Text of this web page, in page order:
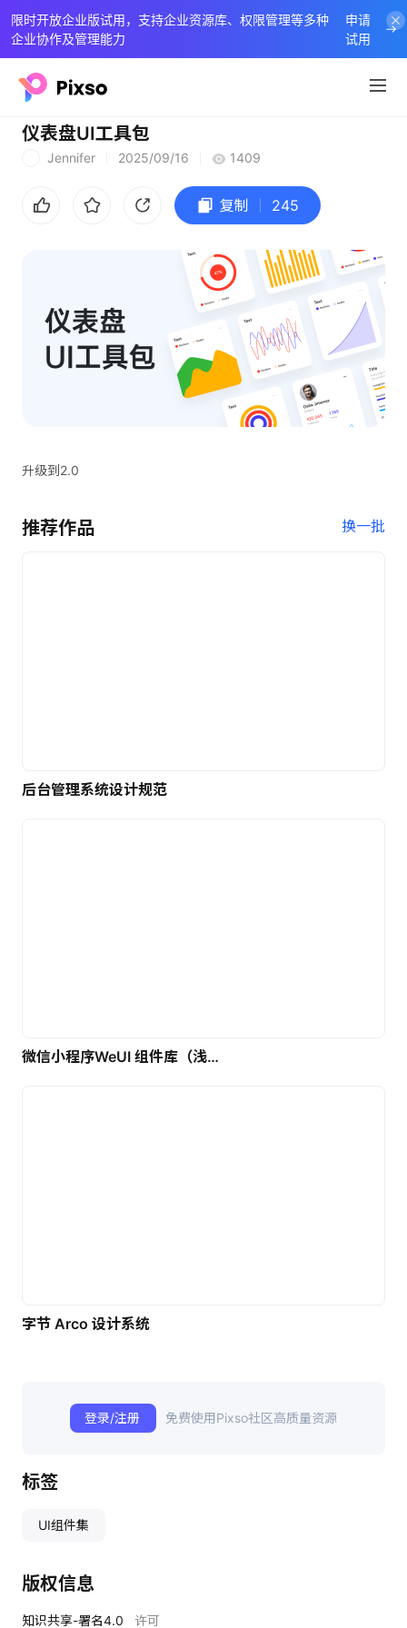
限时开放企业版试用，支持企业资源库、权限管理等多种
企业协作及管理能力
申请
试用
仪表盘UI工具包
Jennifer 2025/09/16 1409
复制 245
升级到2.0
推荐作品 换一批
后台管理系统设计规范
微信小程序WeUI 组件库（浅色）| 免费UI设计素材
字节 Arco 设计系统
登录/注册 免费使用Pixso社区高质量资源
标签
UI组件集
版权信息
知识共享-署名4.0 许可